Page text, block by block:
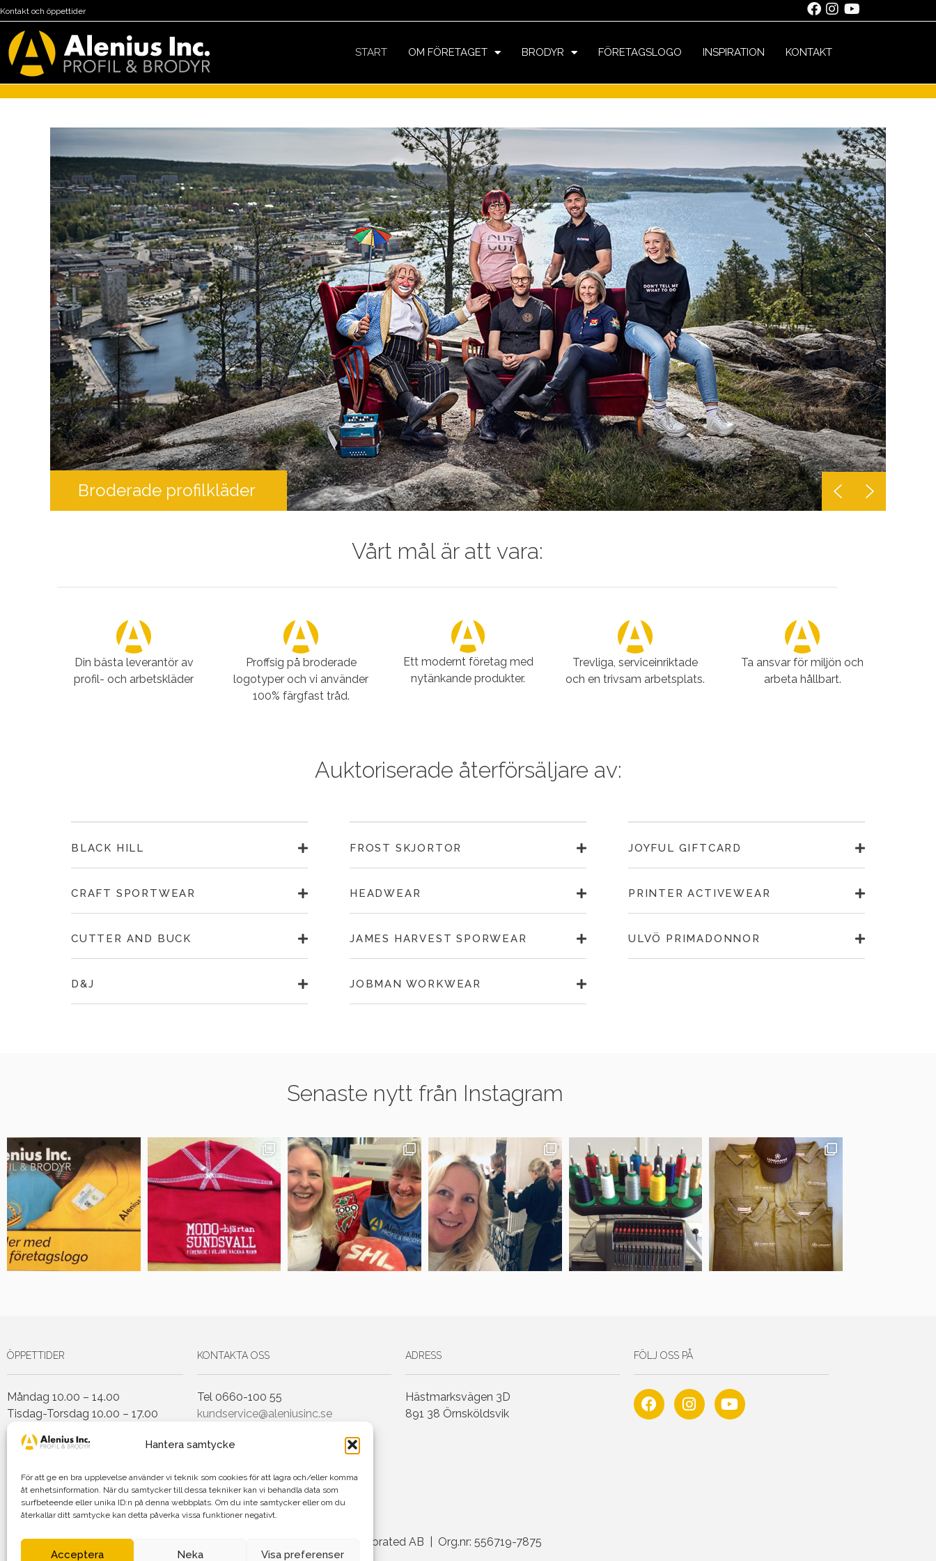
Hantera samtycke
För att ge en bra upplevelse använder vi teknik som cookies för att lagra och/eller komma
åt enhetsinformation. När du samtycker till dessa tekniker kan vi behandla data som
surfbeteende eller unika ID:n på denna webbplats. Om du inte samtycker eller om du
återkallar ditt samtycke kan detta påverka vissa funktioner negativt.
Acceptera Neka Visa preferenser
Kontakt och öppettider
START OM FÖRETAGET BRODYR FÖRETAGSLOGO INSPIRATION KONTAKT
Broderade profilkläder
Vårt mål är att vara:
Din bästa leverantör av
profil- och arbetskläder
Proffsig på broderade
logotyper och vi använder
100% färgfast tråd.
Ett modernt företag med
nytänkande produkter.
Trevliga, serviceinriktade
och en trivsam arbetsplats.
Ta ansvar för miljön och
arbeta hållbart.
Auktoriserade återförsäljare av:
BLACK HILL
CRAFT SPORTWEAR
CUTTER AND BUCK
D&J
FROST SKJORTOR
HEADWEAR
JAMES HARVEST SPORWEAR
JOBMAN WORKWEAR
JOYFUL GIFTCARD
PRINTER ACTIVEWEAR
ULVÖ PRIMADONNOR
Senaste nytt från Instagram
ÖPPETTIDER
Måndag 10.00 – 14.00
Tisdag-Torsdag 10.00 – 17.00
13.00
KONTAKTA OSS
Tel 0660-100 55
kundservice@aleniusinc.se
ADRESS
Hästmarksvägen 3D
891 38 Örnsköldsvik
FÖLJ OSS PÅ
Agnetha Alenius Incorporated AB | Org.nr: 556719-7875